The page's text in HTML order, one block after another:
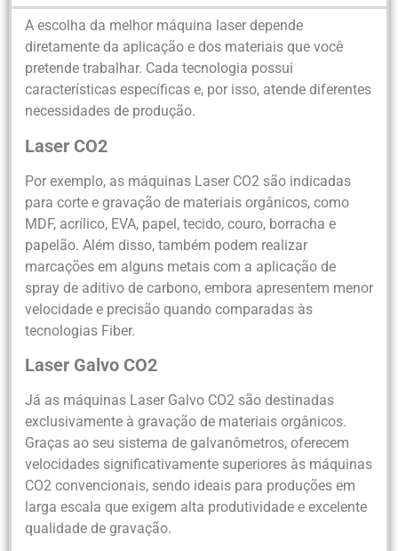
A escolha da melhor máquina laser depende
diretamente da aplicação e dos materiais que você
pretende trabalhar. Cada tecnologia possui
características específicas e, por isso, atende diferentes
necessidades de produção.
Laser CO2
Por exemplo, as máquinas Laser CO2 são indicadas
para corte e gravação de materiais orgânicos, como
MDF, acrílico, EVA, papel, tecido, couro, borracha e
papelão. Além disso, também podem realizar
marcações em alguns metais com a aplicação de
spray de aditivo de carbono, embora apresentem menor
velocidade e precisão quando comparadas às
tecnologias Fiber.
Laser Galvo CO2
Já as máquinas Laser Galvo CO2 são destinadas
exclusivamente à gravação de materiais orgânicos.
Graças ao seu sistema de galvanômetros, oferecem
velocidades significativamente superiores às máquinas
CO2 convencionais, sendo ideais para produções em
larga escala que exigem alta produtividade e excelente
qualidade de gravação.